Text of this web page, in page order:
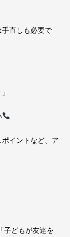
直しも必要で
イントなど、ア
子どもが友達を